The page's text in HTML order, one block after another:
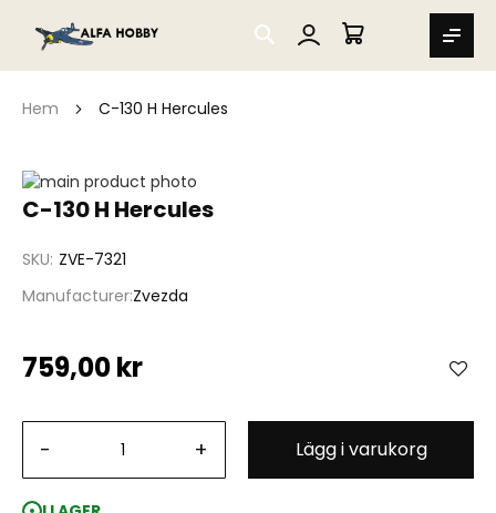
SEARCH
MIN VARUKORG
Hem C-130 H Hercules
C-130 H Hercules
SKU ZVE-7321
Manufacturer Zvezda
759,00 kr
- + Lägg i varukorg
Hoppa
till
bildgalleriet
Hoppa
av
bildgalleriet